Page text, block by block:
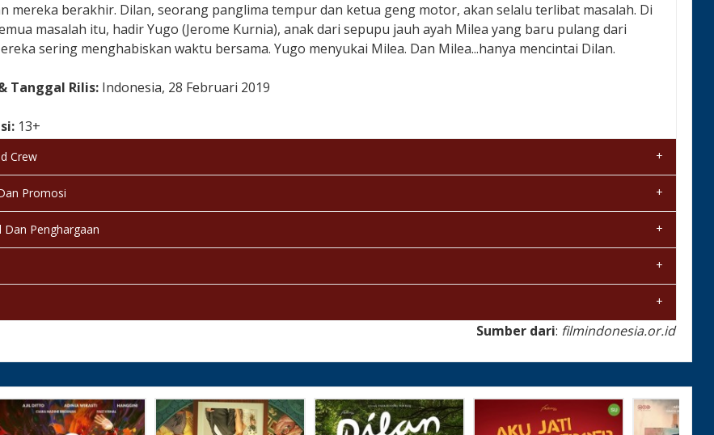
mereka berakhir. Dilan, seorang panglima tempur dan ketua geng motor, akan selalu terlibat masalah. Di
masalah itu, hadir Yugo (Jerome Kurnia), anak dari sepupu jauh ayah Milea yang baru pulang dari
sering menghabiskan waktu bersama. Yugo menyukai Milea. Dan Milea...hanya mencintai Dilan.
Tanggal Rilis: Indonesia, 28 Februari 2019
13+
Indonesia
Selesai / Rilis
Crew
Promosi
Dan Penghargaan
Sumber dari: filmindonesia.or.id